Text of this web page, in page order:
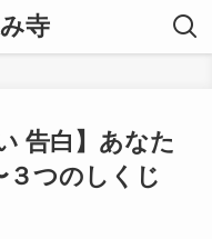
寺
告白】あなた
３つのしくじ